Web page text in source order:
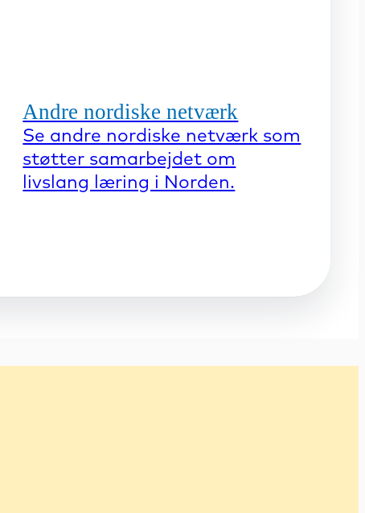
Andre nordiske netværk
Se andre nordiske netværk som
støtter samarbejdet om
livslang læring i Norden.